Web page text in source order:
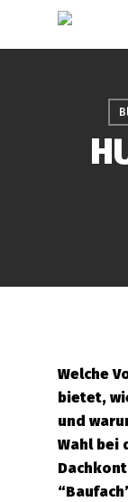
Welche
bietet,
und
Wahl bei